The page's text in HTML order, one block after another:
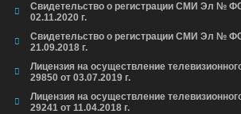
Свидетельство о регистрации СМИ Эл №
02.11.2020 г.
Свидетельство о регистрации СМИ Эл №
21.09.2018 г.
Лицензия на осуществление
29850 от 03.07.2019 г.
Лицензия на осуществление
29241 от 11.04.2018 г.